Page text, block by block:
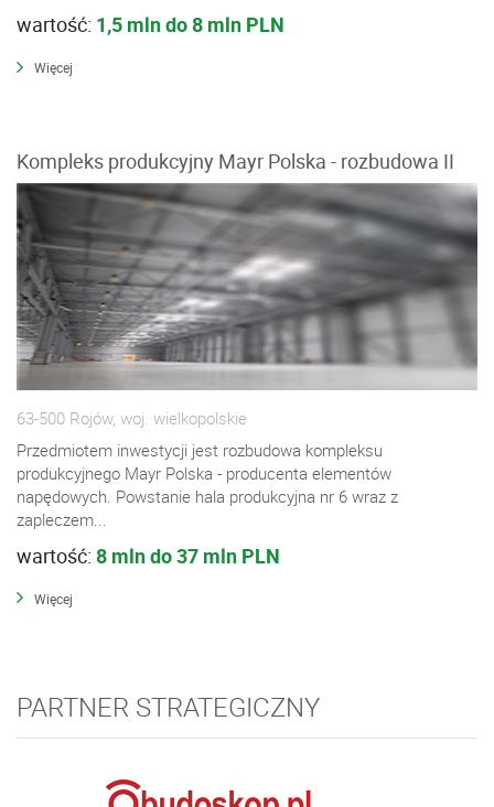
wartość: 1,5 mln do 8 mln PLN
Więcej
Kompleks produkcyjny Mayr Polska - rozbudowa II
63-500 Rojów, woj. wielkopolskie
Przedmiotem inwestycji jest rozbudowa kompleksu
produkcyjnego Mayr Polska - producenta elementów
napędowych. Powstanie hala produkcyjna nr 6 wraz z
zapleczem...
wartość: 8 mln do 37 mln PLN
Więcej
PARTNER STRATEGICZNY